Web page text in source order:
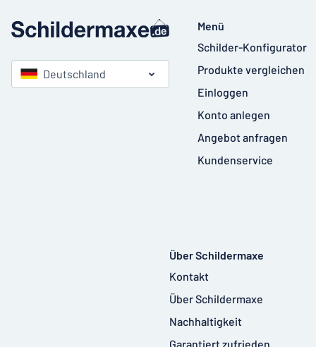
Deutschland
Menü
Schilder-Konfigurator
Produkte vergleichen
Einloggen
Konto anlegen
Angebot anfragen
Kundenservice
Über Schildermaxe
Kontakt
Über Schildermaxe
Nachhaltigkeit
Garantiert zufrieden